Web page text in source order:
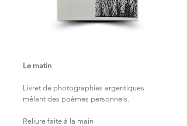
Le matin
Livret de photographies argentiques
mêlant des poèmes personnels.
Reliure faite à la main